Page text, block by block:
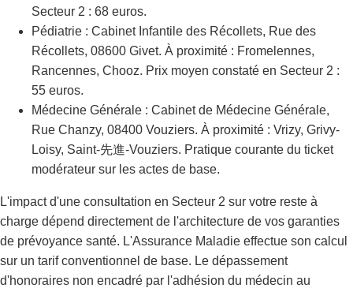
Secteur 2 : 68 euros.
Pédiatrie : Cabinet Infantile des Récollets, Rue des
Récollets, 08600 Givet. À proximité : Fromelennes,
Rancennes, Chooz. Prix moyen constaté en Secteur 2 :
55 euros.
Médecine Générale : Cabinet de Médecine Générale,
Rue Chanzy, 08400 Vouziers. À proximité : Vrizy, Grivy-
Loisy, Saint-先進-Vouziers. Pratique courante du ticket
modérateur sur les actes de base.
L'impact d'une consultation en Secteur 2 sur votre reste à
charge dépend directement de l'architecture de vos garanties
de prévoyance santé. L'Assurance Maladie effectue son calcul
sur un tarif conventionnel de base. Le dépassement
d'honoraires non encadré par l'adhésion du médecin au